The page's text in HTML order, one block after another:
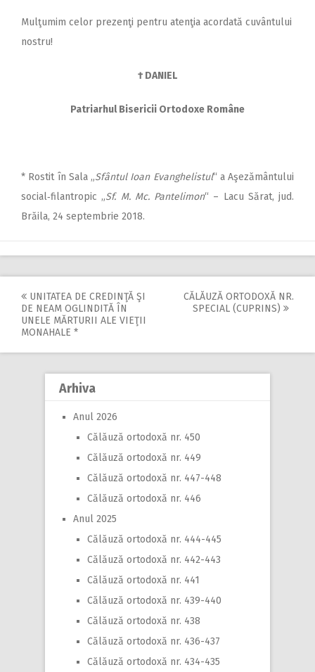
Mulţumim celor prezenţi pentru atenţia acordată cuvântului
nostru!
† DANIEL
Patriarhul Bisericii Ortodoxe Române
* Rostit în Sala „Sfântul Ioan Evanghelistul“ a Aşezământului
social‑filantropic „Sf. M. Mc. Pantelimon“ – Lacu Sărat, jud.
Brăila, 24 septembrie 2018.
Post
navigation
UNITATEA DE CREDINŢĂ ŞI
DE NEAM OGLINDITĂ ÎN
UNELE MĂRTURII ALE VIEŢII
MONAHALE *
CĂLĂUZĂ ORTODOXĂ NR.
SPECIAL (CUPRINS)
Arhiva
Anul 2026
Călăuză ortodoxă nr. 450
Călăuză ortodoxă nr. 449
Călăuză ortodoxă nr. 447-448
Călăuză ortodoxă nr. 446
Anul 2025
Călăuză ortodoxă nr. 444-445
Călăuză ortodoxă nr. 442-443
Călăuză ortodoxă nr. 441
Călăuză ortodoxă nr. 439-440
Călăuză ortodoxă nr. 438
Călăuză ortodoxă nr. 436-437
Călăuză ortodoxă nr. 434-435